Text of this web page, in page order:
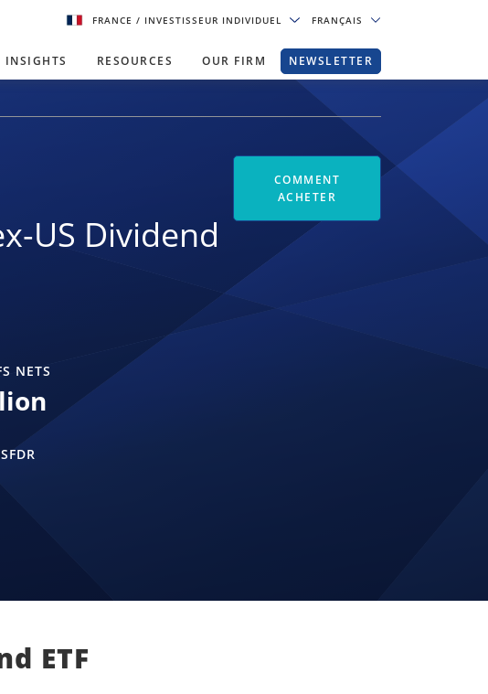
FRANCE/ INVESTISSEUR INDIVIDUEL FRANÇAIS
INSIGHTS RESOURCES OUR FIRM NEWSLETTER
US Dividend
NETS
COMMENT
ACHETER
ETF